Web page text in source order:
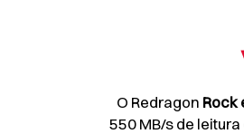
O Redragon Rock
550 MB/s de